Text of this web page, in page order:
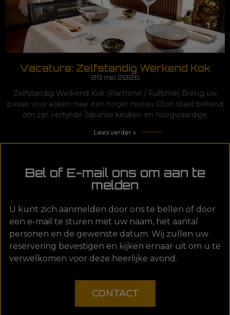
Vacature: Zelfstandig Werkend Kok
29 mei 2026
Zelfstandig Werkend Kok (Parttime / Fulltime) Breng uw
passie voor koken naar een hoger niveau Otori staat bekend
om zijn verfijnde Japanse keuken en hoogwaardige
Lees verder »
Bel of E-mail ons om aan te
melden
U kunt zich aanmelden door ons te bellen of door
een e-mail te sturen met uw naam, het aantal
personen en de gewenste datum. Wij zullen uw
reservering bevestigen en kijken ernaar uit om u te
verwelkomen voor deze heerlijke avond.
CONTACT